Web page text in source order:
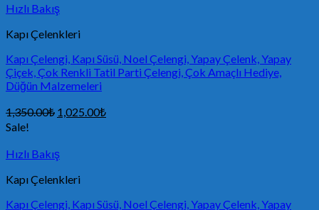
Hızlı Bakış
Kapı Çelenkleri
Kapı Çelengi, Kapı Süsü, Noel Çelengi, Yapay Çelenk, Yapay
Çiçek, Çok Renkli Tatil Parti Çelengi, Çok Amaçlı Hediye,
Düğün Malzemeleri
1,350.00₺ 1,025.00₺
Sale!
Hızlı Bakış
Kapı Çelenkleri
Kapı Çelengi, Kapı Süsü, Noel Çelengi, Yapay Çelenk, Yapay